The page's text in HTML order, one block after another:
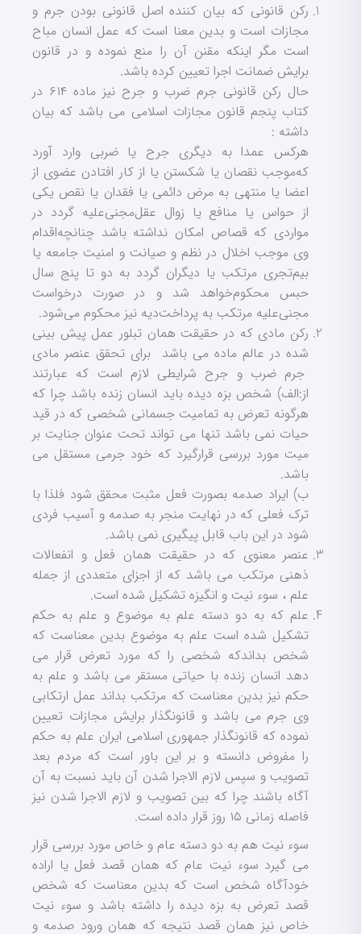
رکن قانونی که بیان کننده اصل قانونی بودن جرم و
مجازات است و بدین معنا است که عمل انسان مباح
است مگر اینکه مقنن آن را منع نموده و در قانون
برایش ضمانت اجرا تعیین کرده باشد.
حال رکن قانونی جرم ضرب و جرح نیز ماده ۶۱۴ در
کتاب پنجم قانون مجازات اسلامی می باشد که بیان
داشته :
هرکس عمدا به دیگری جرح یا ضربی وارد آورد
که‌موجب نقصان یا شکستن یا از کار افتادن عضوی از
اعضا یا منتهی به‌ مرض دائمی یا فقدان یا نقص یکی
از حواس یا منافع یا زوال عقل‌مجنی‌علیه گردد در
مواردی که قصاص امکان نداشته باشد چنانچه‌اقدام
وی موجب اخلال در نظم و صیانت و امنیت جامعه یا
بیم‌تجری مرتکب یا دیگران گردد به دو تا پنج سال
حبس محکوم‌خواهد شد و در صورت درخواست
مجنی‌علیه مرتکب به پرداخت‌دیه نیز محکوم می‌شود.
رکن مادی که در حقیقت همان تبلور عمل پیش بینی
شده در عالم ماده می باشد برای تحقق عنصر مادی
جرم ضرب و جرح شرایطی لازم است که عبارتند
از:الف) شخص بزه دیده باید انسان زنده باشد چرا که
هرگونه تعرض به تمامیت جسمانی شخصی که در قید
حیات نمی باشد تنها می تواند تحت عنوان جنایت بر
میت مورد بررسی قرارگیرد که خود جرمی مستقل می
باشد.
ب) ایراد صدمه بصورت فعل مثبت محقق شود فلذا با
ترک فعلی که در نهایت منجر به صدمه و آسیب فردی
شود در این باب قابل پیگیری نمی باشد.
عنصر معنوی که در حقیقت همان فعل و انفعالات
ذهنی مرتکب می باشد که از اجزای متعددی از جمله
علم ، سوء نیت و انگیزه تشکیل شده است.
علم که به دو دسته علم به موضوع و علم به حکم
تشکیل شده است علم به موضوع بدین معناست که
شخص بداندکه شخصی را که مورد تعرض قرار می
دهد انسان زنده با حیاتی مستقر می باشد و علم به
حکم نیز بدین معناست که مرتکب بداند عمل ارتکابی
وی جرم می باشد و قانونگذار برایش مجازات تعیین
نموده که قانونگذار جمهوری اسلامی ایران علم به حکم
را مفروض دانسته و بر این باور است که مردم بعد
تصویب و سپس لازم الاجرا شدن آن باید نسبت به آن
آگاه باشند چرا که بین تصویب و لازم الاجرا شدن نیز
فاصله زمانی ۱۵ روز قرار داده است.
سوء نیت هم به دو دسته عام و خاص مورد بررسی قرار
می گیرد سوء نیت عام که همان قصد فعل یا اراده
خودآگاه شخص است که بدین معناست که شخص
قصد تعرض به بزه دیده را داشته باشد و سوء نیت
خاص نیز همان قصد نتیجه که همان ورود صدمه و